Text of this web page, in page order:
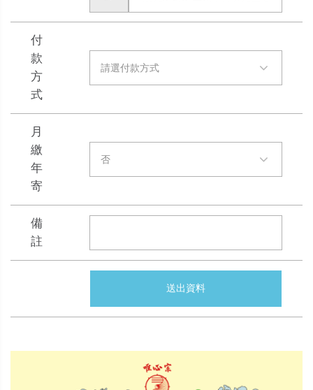
付
款
方
式
請選付款方式
月
繳
年
寄
否
備
註
送出資料